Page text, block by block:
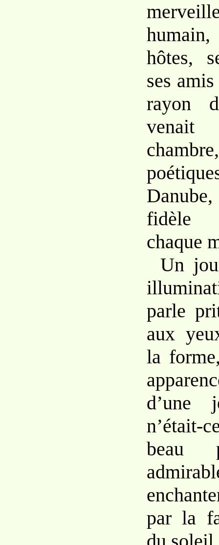
hôtes,
ses
rayon
venait
fidèle
chaque
Un
parle
aux
la
d’une
n’était-
beau
par la